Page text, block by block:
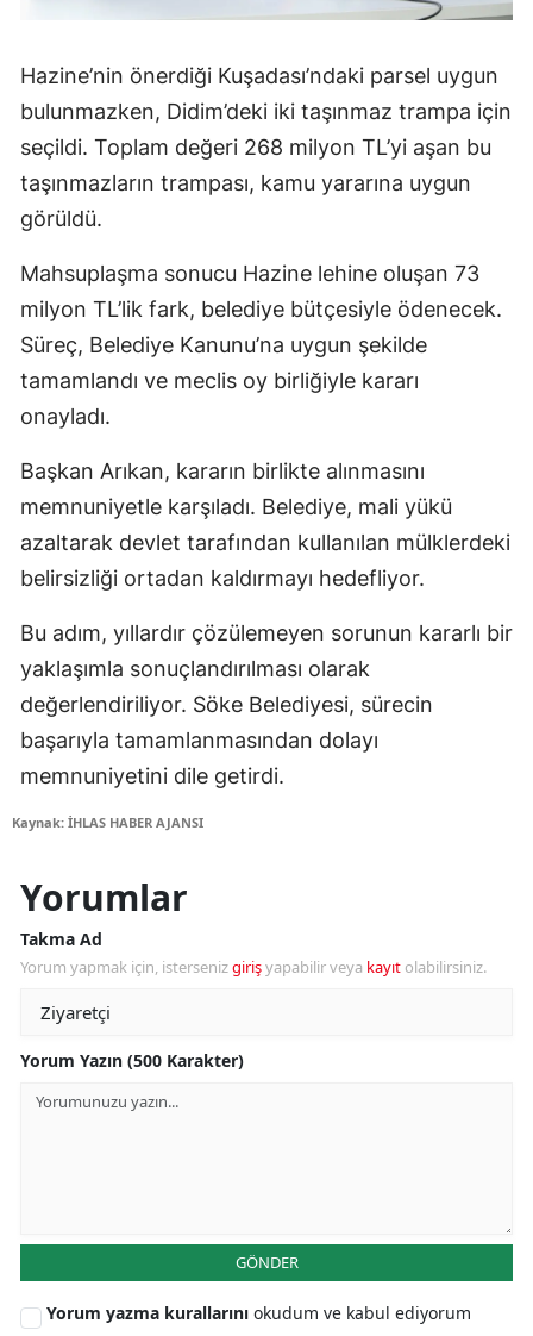
Hazine’nin önerdiği Kuşadası’ndaki parsel uygun
bulunmazken, Didim’deki iki taşınmaz trampa için
seçildi. Toplam değeri 268 milyon TL’yi aşan bu
taşınmazların trampası, kamu yararına uygun
görüldü.
Mahsuplaşma sonucu Hazine lehine oluşan 73
milyon TL’lik fark, belediye bütçesiyle ödenecek.
Süreç, Belediye Kanunu’na uygun şekilde
tamamlandı ve meclis oy birliğiyle kararı
onayladı.
Başkan Arıkan, kararın birlikte alınmasını
memnuniyetle karşıladı. Belediye, mali yükü
azaltarak devlet tarafından kullanılan mülklerdeki
belirsizliği ortadan kaldırmayı hedefliyor.
Bu adım, yıllardır çözülemeyen sorunun kararlı bir
yaklaşımla sonuçlandırılması olarak
değerlendiriliyor. Söke Belediyesi, sürecin
başarıyla tamamlanmasından dolayı
memnuniyetini dile getirdi.
Kaynak: İHLAS HABER AJANSI
Yorumlar
Takma Ad
Yorum yapmak için, istersenizgirişyapabilir veya kayıt olabilirsiniz.
Yorum Yazın (500 Karakter)
GÖNDER
Yorum yazma kurallarını okudum ve kabul ediyorum